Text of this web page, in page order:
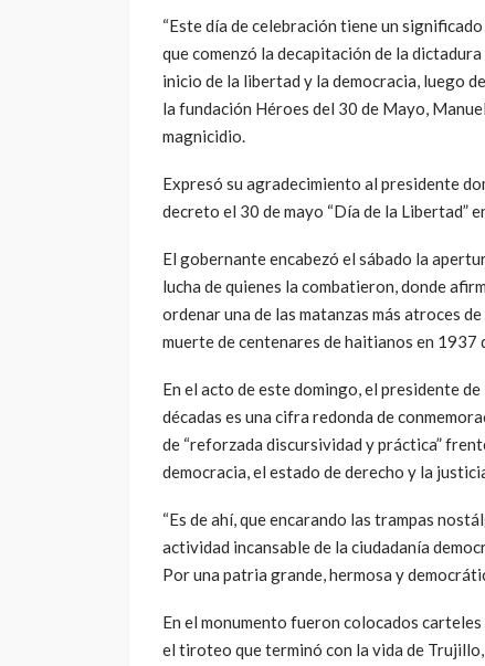
“Este día de celebración tiene un
que comenzó la decapitación de la
inicio de la libertad y la democracia, luego
la fundación Héroes del 30 de Mayo,
magnicidio.
Expresó su agradecimiento al presidente
decreto el 30 de mayo “Día de la Libertad”
El gobernante encabezó el sábado la
lucha de quienes la combatieron, donde
ordenar una de las matanzas más atroces
muerte de centenares de haitianos en 1937
En el acto de este domingo, el presidente
décadas es una cifra redonda de
de “reforzada discursividad y práctica”
democracia, el estado de derecho y la
“Es de ahí, que encarando las trampas
actividad incansable de la ciudadanía
Por una patria grande, hermosa y
En el monumento fueron colocados
el tiroteo que terminó con la vida de